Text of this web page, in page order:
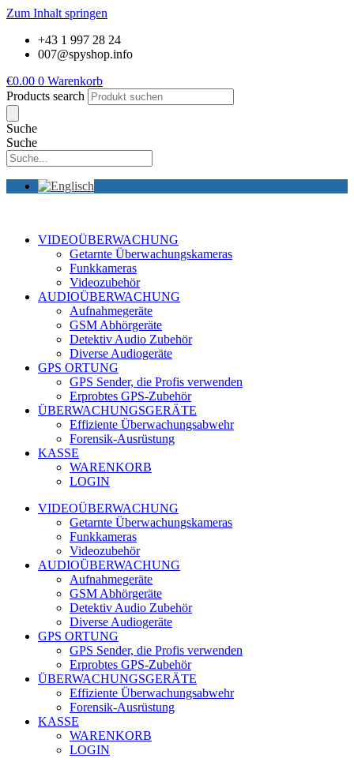
Zum Inhalt springen
+43 1 997 28 24
007@spyshop.info
€0.00 0 Warenkorb
Products search
Suche
Suche
VIDEOÜBERWACHUNG
Getarnte Überwachungskameras
Funkkameras
Videozubehör
AUDIOÜBERWACHUNG
Aufnahmegeräte
GSM Abhörgeräte
Detektiv Audio Zubehör
Diverse Audiogeräte
GPS ORTUNG
GPS Sender, die Profis verwenden
Erprobtes GPS-Zubehör
ÜBERWACHUNGSGERÄTE
Effiziente Überwachungsabwehr
Forensik-Ausrüstung
KASSE
WARENKORB
LOGIN
VIDEOÜBERWACHUNG
Getarnte Überwachungskameras
Funkkameras
Videozubehör
AUDIOÜBERWACHUNG
Aufnahmegeräte
GSM Abhörgeräte
Detektiv Audio Zubehör
Diverse Audiogeräte
GPS ORTUNG
GPS Sender, die Profis verwenden
Erprobtes GPS-Zubehör
ÜBERWACHUNGSGERÄTE
Effiziente Überwachungsabwehr
Forensik-Ausrüstung
KASSE
WARENKORB
LOGIN